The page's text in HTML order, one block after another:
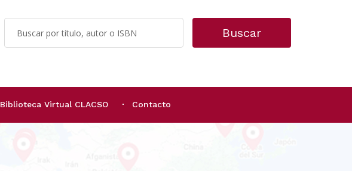
Buscar
Biblioteca Virtual CLACSO Contacto